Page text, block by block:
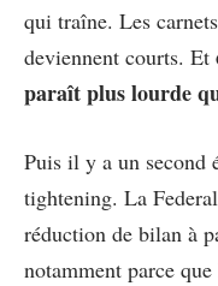
qui traîne. Les
deviennent courts. Et
paraît plus lourde
Puis il y a un second
tightening. La
réduction de bilan à
notamment parce